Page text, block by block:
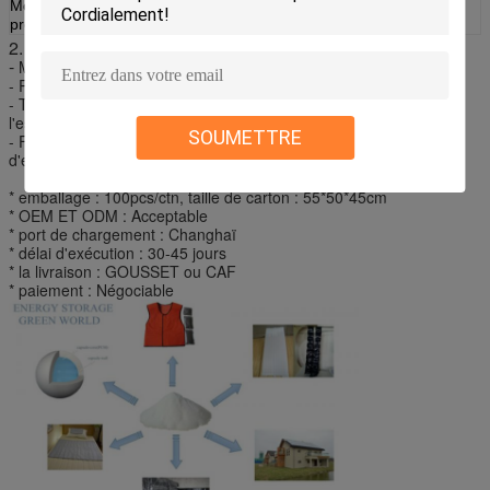
SOUMETTRE
Mots-clés de
produit
Vessie de glace de PCM
2.
- Matériel : Polyester, non tissé
- Revêtement : 3mm papier d'aluminium ou PVC
- Tirette : Tractions à haute résistance de tirette de force avec
l'essai de boucle de 20000 fois
- Fermeture : Boutonnez/dévoilez/fermeture
d'enveloppe/rupture/tirette comme en a été faite la demande
* emballage : 100pcs/ctn, taille de carton : 55*50*45cm
* OEM ET ODM : Acceptable
* port de chargement : Changhaï
* délai d'exécution : 30-45 jours
* la livraison : GOUSSET ou CAF
* paiement : Négociable